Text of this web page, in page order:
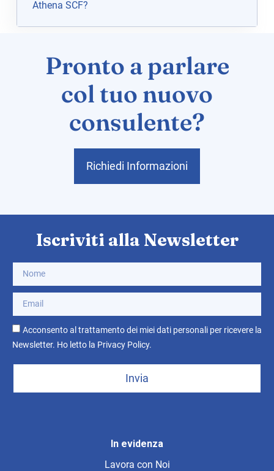
Athena SCF?
Pronto a parlare
col tuo nuovo
consulente?
Richiedi Informazioni
In evidenza
Lavora con Noi
Iscriviti alla Newsletter
Acconsento al trattamento dei miei dati personali per ricevere la
Newsletter. Ho letto la Privacy Policy.
Invia